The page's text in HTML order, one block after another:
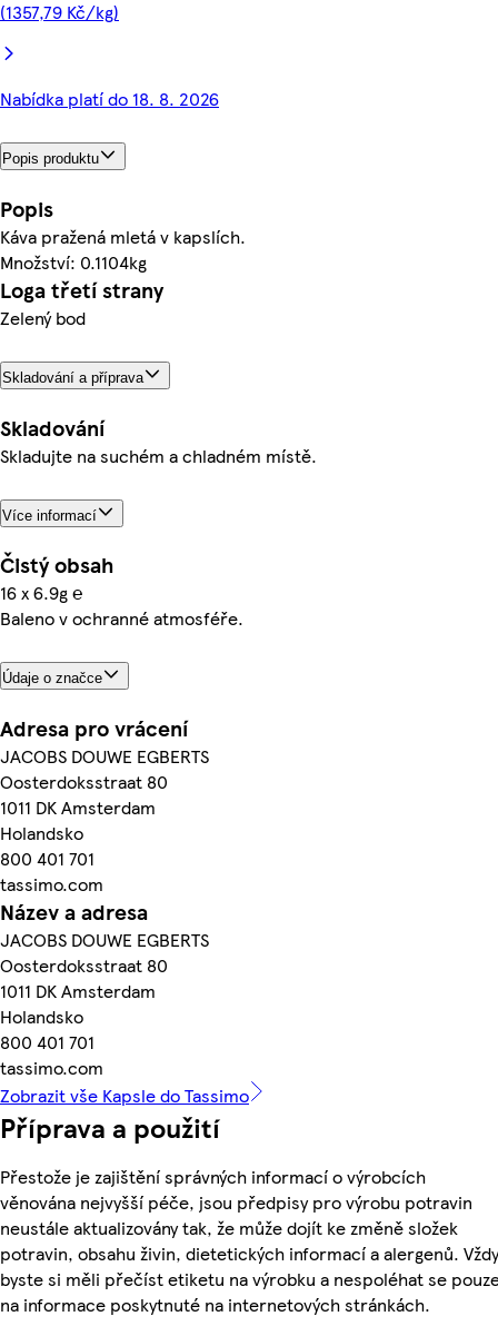
(1357,79 Kč/kg)
Nabídka platí do 18. 8. 2026
Popis produktu
Popis
Káva pražená mletá v kapslích.
Množství: 0.1104kg
Loga třetí strany
Zelený bod
Skladování a příprava
Skladování
Skladujte na suchém a chladném místě.
Více informací
Čistý obsah
16 x 6.9g ℮
Baleno v ochranné atmosféře.
Údaje o značce
Adresa pro vrácení
JACOBS DOUWE EGBERTS
Oosterdoksstraat 80
1011 DK Amsterdam
Holandsko
800 401 701
tassimo.com
Název a adresa
JACOBS DOUWE EGBERTS
Oosterdoksstraat 80
1011 DK Amsterdam
Holandsko
800 401 701
tassimo.com
Zobrazit vše Kapsle do Tassimo
Příprava a použití
Přestože je zajištění správných informací o výrobcích
věnována nejvyšší péče, jsou předpisy pro výrobu potravin
neustále aktualizovány tak, že může dojít ke změně složek
potravin, obsahu živin, dietetických informací a alergenů. Vždy
byste si měli přečíst etiketu na výrobku a nespoléhat se
na informace poskytnuté na internetových stránkách.